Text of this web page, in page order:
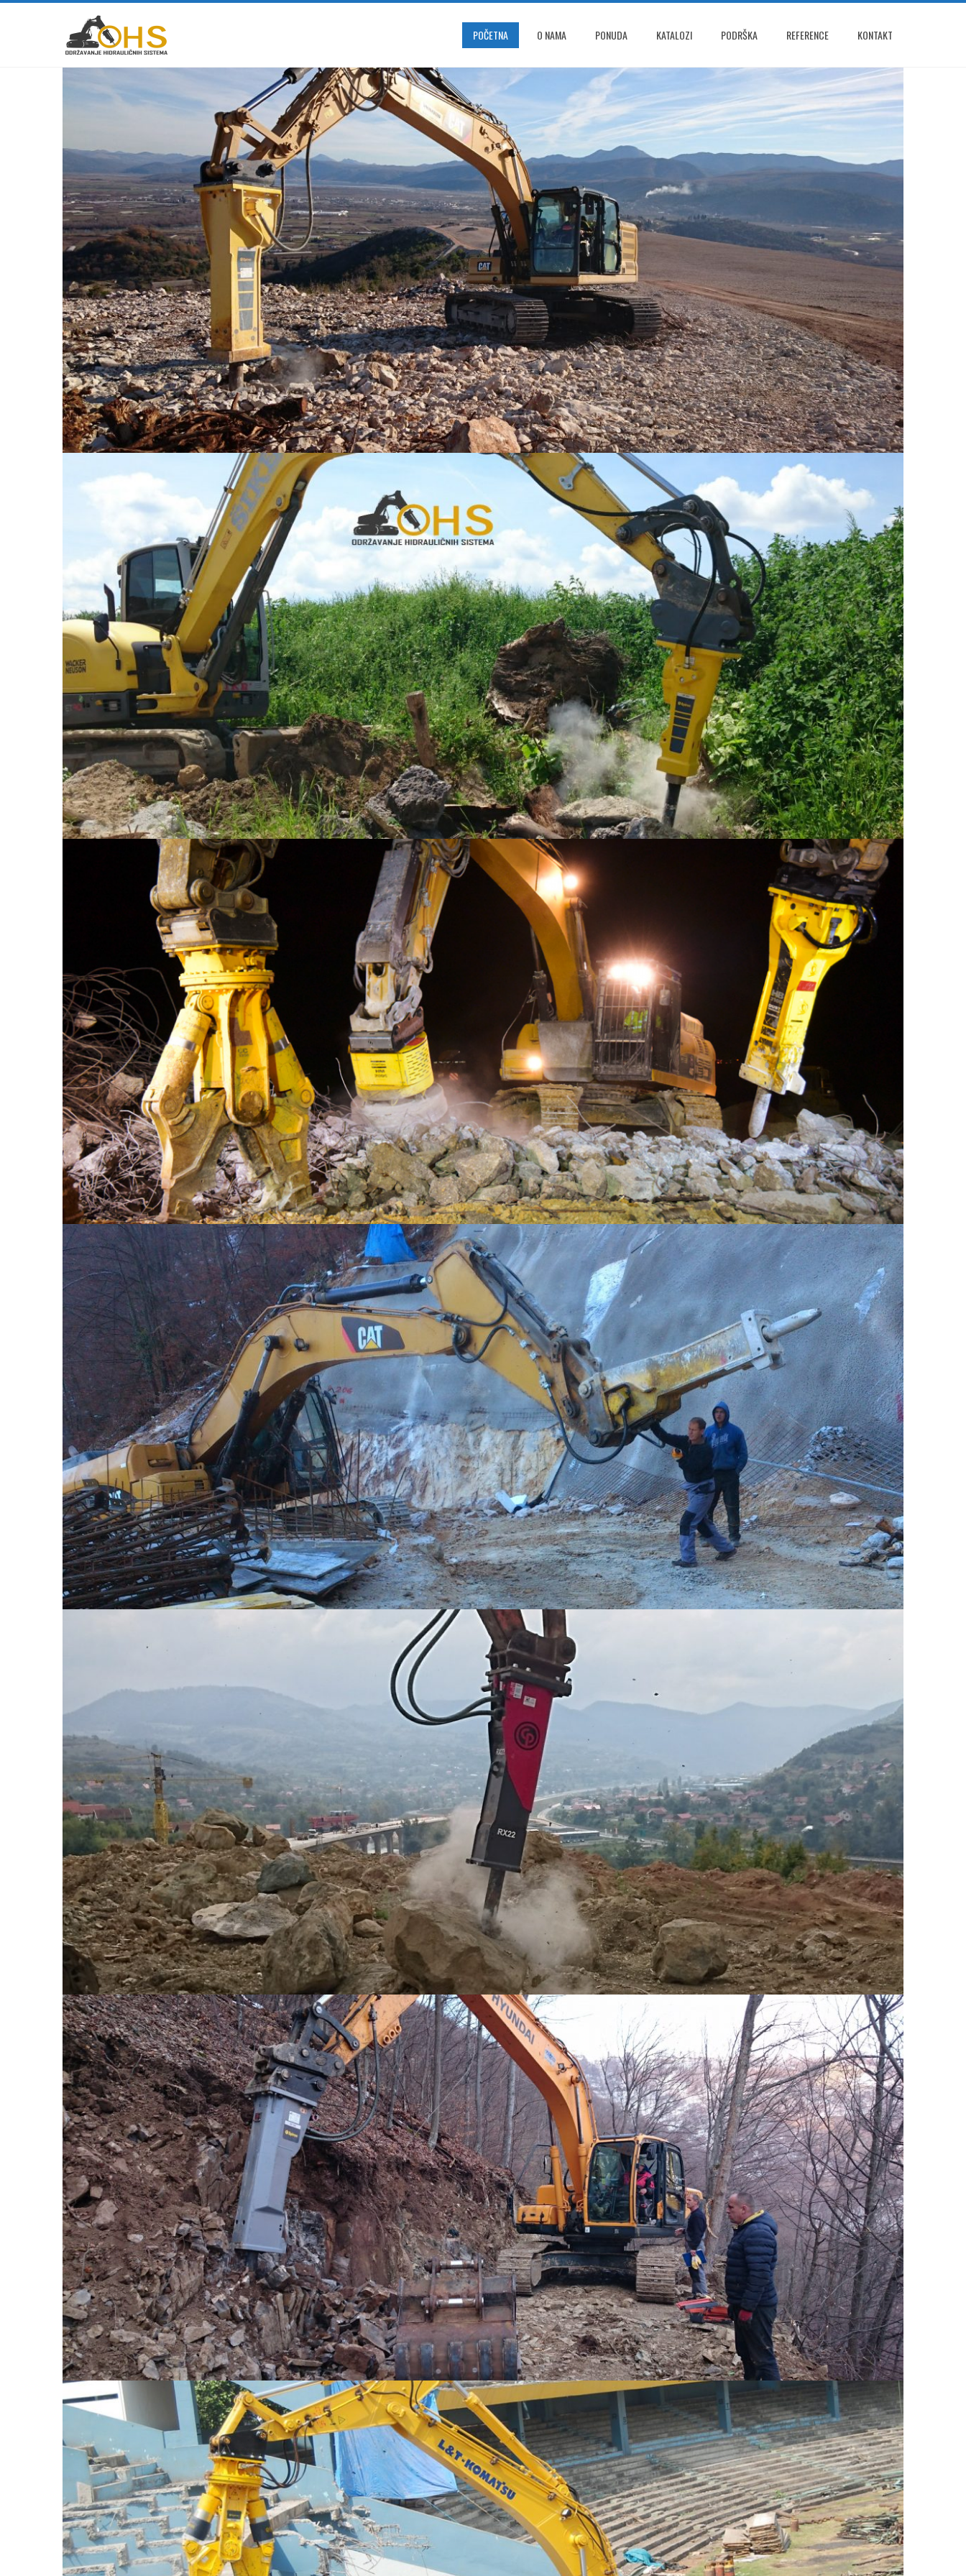
POČETNA O NAMA PONUDA KATALOZI PODRŠKA REFERENCE KONTAKT